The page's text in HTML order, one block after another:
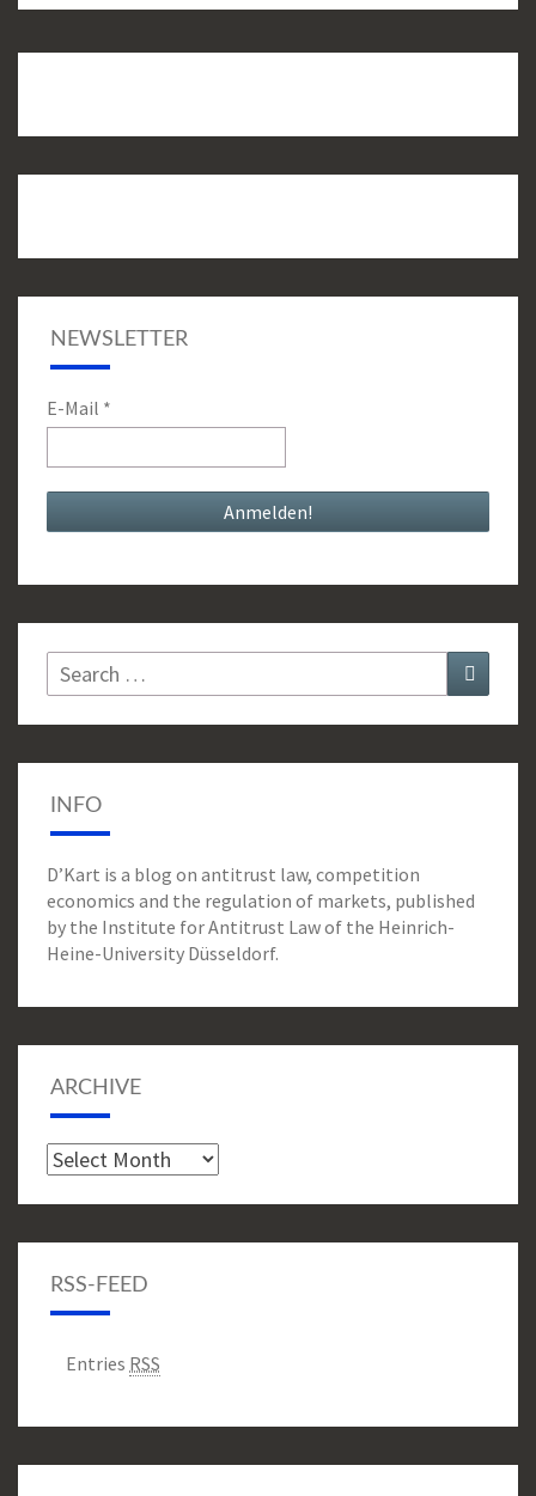
NEWSLETTER
E-Mail *
Search
for:
Search
INFO
D’Kart is a blog on antitrust law, competition
economics and the regulation of markets, published
by the Institute for Antitrust Law of the Heinrich-
Heine-University Düsseldorf.
ARCHIVE
Archive
RSS-FEED
Entries RSS